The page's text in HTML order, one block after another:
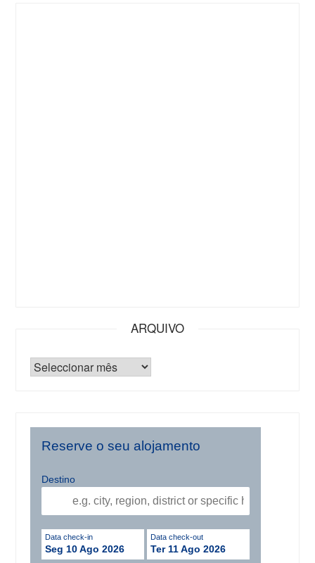
ARQUIVO
Reserve o seu alojamento
Destino
Data check-in
Seg 10 Ago 2026
Data check-out
Ter 11 Ago 2026